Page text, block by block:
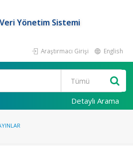
Yönetim Sistemi
Araştırmacı Girişi English
Detaylı Arama